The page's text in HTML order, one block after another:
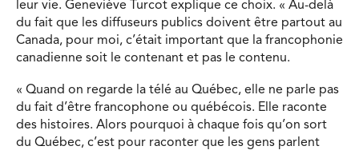
leur vie. Geneviève Turcot explique ce choix. « Au-delà
du fait que les diffuseurs publics doivent être partout au
Canada, pour moi, c’était important que la francophonie
canadienne soit le contenant et pas le contenu.
« Quand on regarde la télé au Québec, elle ne parle pas
du fait d’être francophone ou québécois. Elle raconte
des histoires. Alors pourquoi à chaque fois qu’on sort
du Québec, c’est pour raconter que les gens parlent